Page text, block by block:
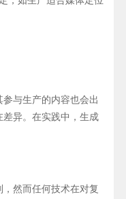
与生产的内容也会出
异。在实践中，生成
然而任何技术在对复